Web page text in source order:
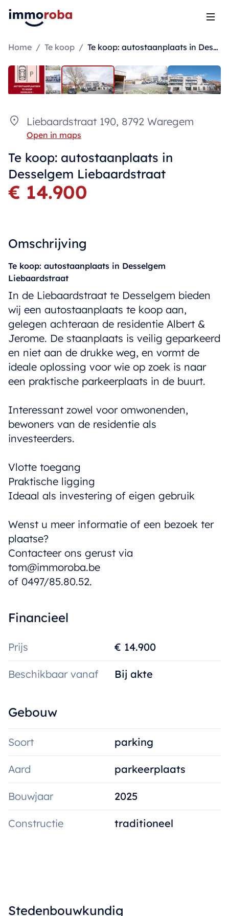
Home / Te koop / Te koop: autostaanplaats in Desselgem Liebaardstraat
Liebaardstraat 190, 8792 Waregem
Open in maps
Te koop: autostaanplaats in
Desselgem Liebaardstraat
€ 14.900
Omschrijving
Te koop: autostaanplaats in Desselgem
Liebaardstraat
In de Liebaardstraat te Desselgem bieden
wij een autostaanplaats te koop aan,
gelegen achteraan de residentie Albert &
Jerome. De staanplaats is veilig geparkeerd
en niet aan de drukke weg, en vormt de
ideale oplossing voor wie op zoek is naar
een praktische parkeerplaats in de buurt.
Interessant zowel voor omwonenden,
bewoners van de residentie als
investeerders.
Vlotte toegang
Praktische ligging
Ideaal als investering of eigen gebruik
Wenst u meer informatie of een bezoek ter
plaatse?
Contacteer ons gerust via
tom@immoroba.be
of 0497/85.80.52.
Financieel
Prijs € 14.900
Beschikbaar vanaf Bij akte
Gebouw
Soort parking
Aard parkeerplaats
Bouwjaar 2025
Constructie traditioneel
Stedenbouwkundig